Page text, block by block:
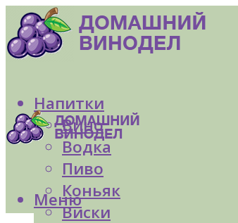
Напитки
Вино
Водка
Пиво
Коньяк
Виски
Меню